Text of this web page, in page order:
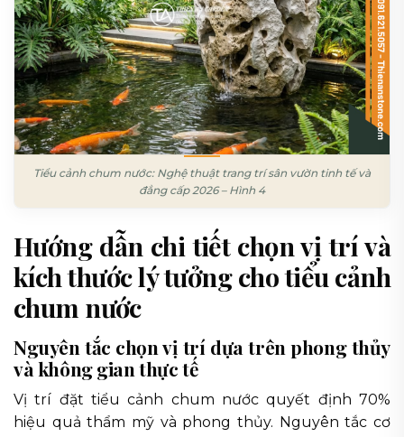
Tiểu cảnh chum nước: Nghệ thuật trang trí sân vườn tinh tế và
đẳng cấp 2026 – Hình 4
Hướng dẫn chi tiết chọn vị trí và
kích thước lý tưởng cho tiểu cảnh
chum nước
Nguyên tắc chọn vị trí dựa trên phong thủy
và không gian thực tế
Vị trí đặt tiểu cảnh chum nước quyết định 70%
hiệu quả thẩm mỹ và phong thủy. Nguyên tắc cơ